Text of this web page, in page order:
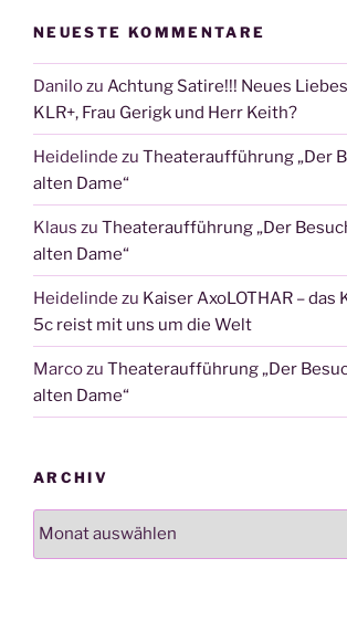
NEUESTE KOMMENTARE
Danilozu Achtung Satire!!! Neues
KLR+, Frau Gerigk und Herr Keith?
Heidelinde zu Theateraufführung „Der
alten Dame“
Klaus zu Theateraufführung „Der
alten Dame“
Heidelinde zu Kaiser AxoLOTHAR –
5c reist mit uns um die Welt
Marcozu Theateraufführung „Der
alten Dame“
ARCHIV
Archiv